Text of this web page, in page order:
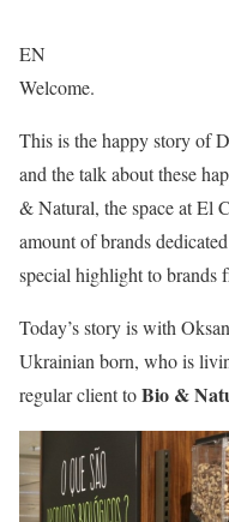
EN
Welcome.
This is the happy story of
and the talk about these
& Natural, the space at El
amount of brands
special highlight to brands
Today’s story is with
Ukrainian born, who is
regular client toBio &